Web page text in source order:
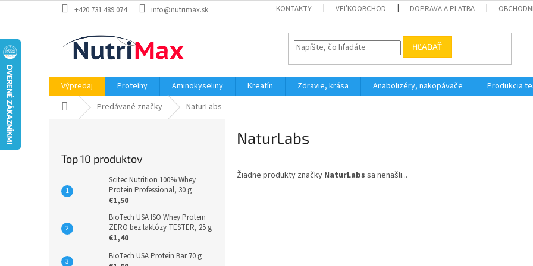
na
+420 731 489 074 info@nutrimax.sk KONTAKTY VEĽKOOBCHOD DOPRAVA A PLATBA
HĽADAŤ
Výpredaj Proteíny Aminokyseliny Kreatín Zdravie, krása Anabolizéry, nakopávače Produkcia
DomovPredávané značky NaturLabs
Top 10 produktov
Scitec Nutrition 100% Whey
Protein Professional, 30 g
€1,50
BioTech USA ISO Whey Protein
ZERO bez laktózy TESTER, 25 g
€1,40
BioTech USA Protein Bar 70 g
NaturLabs
Žiadne produkty značky NaturLabs sa nenašli...